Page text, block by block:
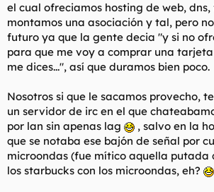
el cual ofreciamos hosting de web, dns,
montamos una asociación y tal, pero
futuro ya que la gente decia "y si no
para que me voy a comprar una
me dices...", así que duramos bien poco.
Nosotros si que le sacamos provecho,
un servidor de irc en el que
por lan sin apenas lag
, salvo en la
que se notaba ese bajón de señal por
microondas (fue mítico aquella putada
los starbucks con los microondas, eh?